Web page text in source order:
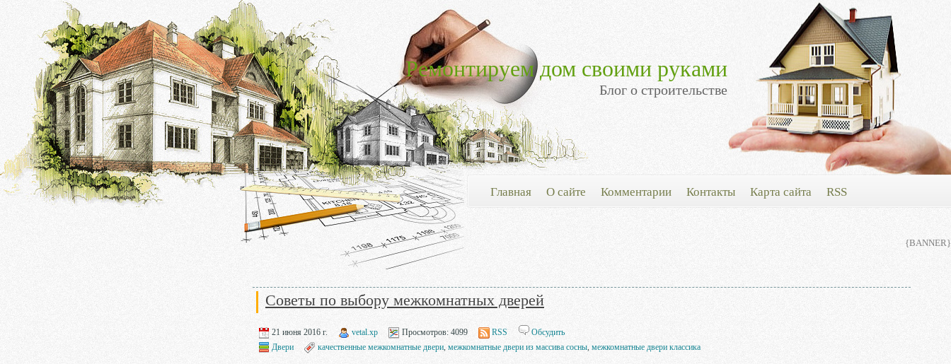
Ремонтируем дом своими руками
Блог о строительстве
Главная О сайте Комментарии Контакты Карта сайта RSS
{BANNER}
Советы по выбору межкомнатных дверей
21 июня 2016 г. vetal.xp Просмотров: 4099 RSS
Обсудить
Двери
качественные межкомнатные двери, межкомнатные двери из массива сосны, межкомнатные двери классика